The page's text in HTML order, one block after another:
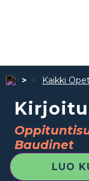
Kaikki
Baudinet
LUO